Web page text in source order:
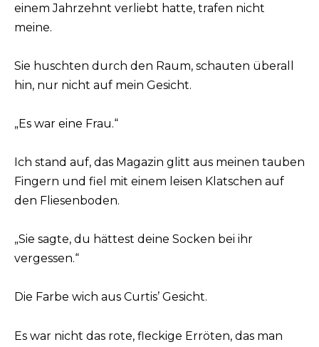
einem Jahrzehnt verliebt hatte, trafen nicht
meine.
Sie huschten durch den Raum, schauten überall
hin, nur nicht auf mein Gesicht.
„Es war eine Frau.“
Ich stand auf, das Magazin glitt aus meinen tauben
Fingern und fiel mit einem leisen Klatschen auf
den Fliesenboden.
„Sie sagte, du hättest deine Socken bei ihr
vergessen.“
Die Farbe wich aus Curtis’ Gesicht.
Es war nicht das rote, fleckige Erröten, das man